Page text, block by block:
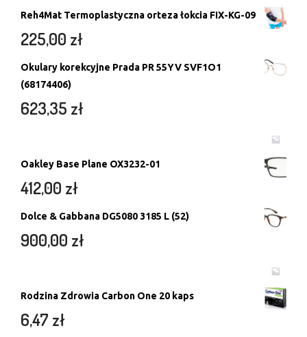
Reh4Mat Termoplastyczna orteza łokcia FIX-KG-09
225,00 zł
Okulary korekcyjne Prada PR 55YV SVF1O1
(68174406)
623,35 zł
Oakley Base Plane OX3232-01
412,00 zł
Dolce & Gabbana DG5080 3185 L (52)
900,00 zł
Rodzina Zdrowia Carbon One 20 kaps
6,47 zł